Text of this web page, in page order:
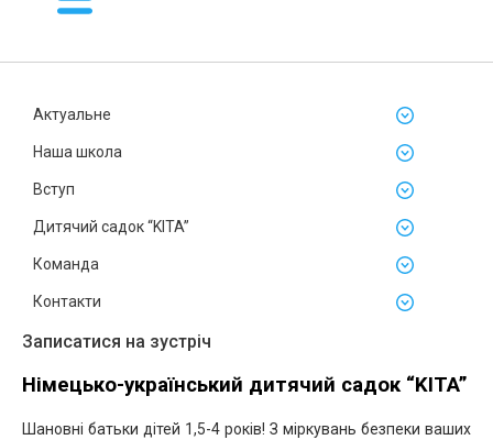
Актуальне
Наша школа
Вступ
Дитячий садок “KITA”
Команда
Контакти
Записатися на зустріч
Німецько-український дитячий садок “KITA”
Шановні батьки дітей 1,5-4 років! З міркувань безпеки ваших